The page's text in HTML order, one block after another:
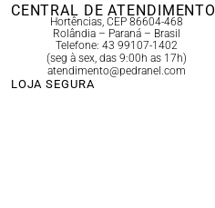
CENTRAL DE ATENDIMENTO
Hortências, CEP 86604-468
Rolândia – Paraná – Brasil
Telefone: 43 99107-1402
(seg à sex, das 9:00h as 17h)
atendimento@pedranel.com
LOJA SEGURA